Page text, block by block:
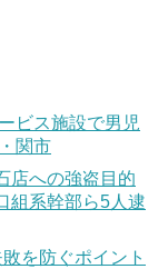
ビス施設で男児
関市
店への強盗目的
組系幹部ら5人逮
を防ぐポイント